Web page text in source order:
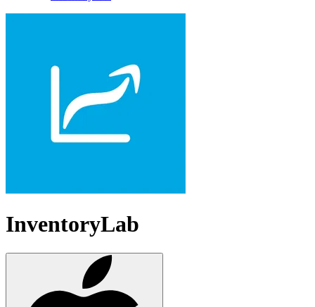
InventoryLab